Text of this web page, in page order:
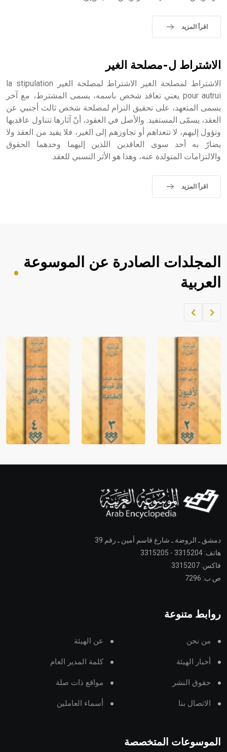
اقرأ المزيد
الاشتراط ل-مصلحة الغير
الاشتراط لمصلحة الغير الاشتراط لمصلحة الغير la stipulation
pour autrui يعني تعاقد شخص باسمه، يسمى المشترط، مع آخر
يسمى المتعهد، على تحقيق التزام لمصلحة شخص ثالث أجنبي عن
العقد، يسمّى المستفيد. والأصل في العقود، أنّ آثارها تتناول عاقديها
وتؤول إليهم، لا تتعداهم أو تجاوزهم إلى الغير، فلا يفيد من العقد ولا
يضارّ به أحد سوى العاقدين اللذين إليهما وحدهما الحقوق
والالتزامات المتولدة عنه، وهذا هو الأثر النسبي للعقد.
اقرأ المزيد
المجلدات الصادرة عن الموسوعة
العربية
دمشق ـ الروضة ـ شارع قاسم أمين ـ رقم 39
هاتف: 3315204 - 3315205
فاكس: 3315207
ص.ب: 7296
روابط متنوعة
من نحن عن الهيئة
أخبار الهيئة كلمة المدير العام
حقوق النشر مواقع ذات صلة
الاتصال بنا أسماء العاملين
الموسوعات المتخصصة